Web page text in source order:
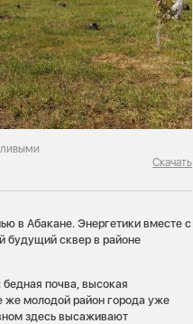
Скачать
в Абакане. Энергетики вместе с
будущий сквер в районе
почва, высокая
же молодой район города уже
здесь высаживают